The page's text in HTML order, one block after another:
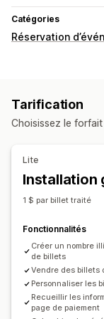
Catégories
Réservation
En ligne
Annuler des
Émission de tickets
Mises à jour en
Multilingue
Personnalisation
Pages de
Tickets
Tarification
Choisissez le
Lite
Installation
1 $ par billet traité
Fonctionnalités
Créer un nombre
de billets
Vendre des billets
Personnaliser les
Recueillir les
page de paiement